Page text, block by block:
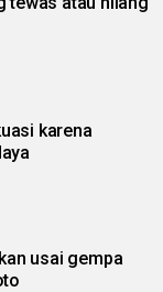
karena
usai gempa